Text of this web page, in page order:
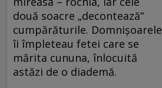
două soacre „decontează“
cumpărăturile. Domnişoarele
îi împleteau fetei care se
mărita cununa, înlocuită
astăzi de o diademă.